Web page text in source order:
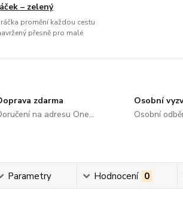
– zelený
promění každou cestu
přesně pro malé
zdarma
na adresu One...
Osobní
Osobní
Parametry Hodnocení 0